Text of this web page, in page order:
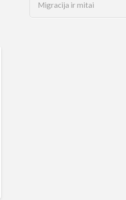
Migracija ir mitai